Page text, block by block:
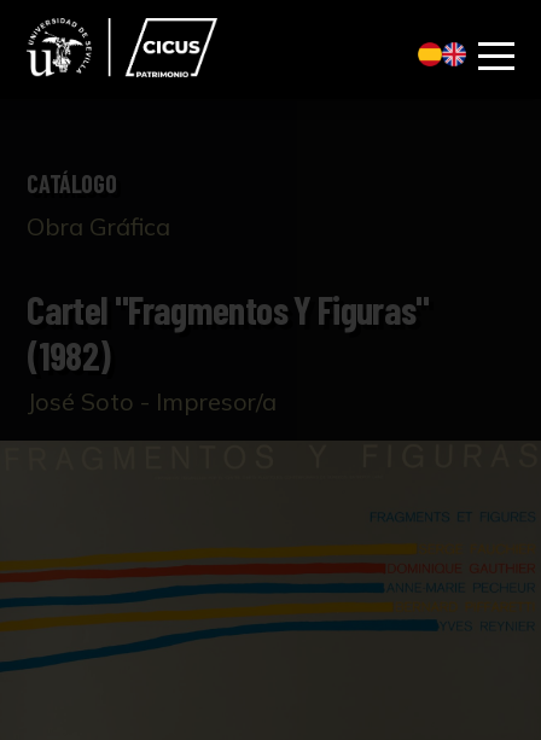
CATÁLOGO
Obra Gráfica
Cartel "Fragmentos Y Figuras"
(1982)
José Soto - Impresor/a